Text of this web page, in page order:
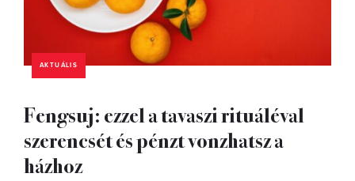
AKTUÁLIS
Fengsuj: ezzel a tavaszi rituáléval
szerencsét és pénzt vonzhatsz a
házhoz